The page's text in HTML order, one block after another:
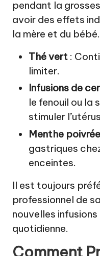
pendant la
avoir des effets
la mère et du
Thé vert :
limiter.
Infusions de
le fenouil ou la
stimuler
Menthe poivrée
gastriques
enceintes.
Il est toujours
professionnel de
nouvelles
quotidienne.
Comment